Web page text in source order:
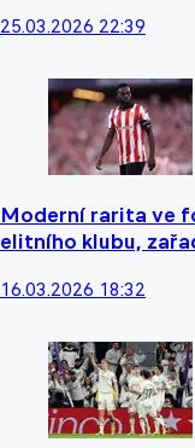
25.03.2026 22:39
Moderní rarita ve
elitního klubu,
16.03.2026 18:32